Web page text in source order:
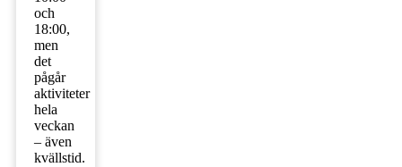
och
18:00,
men
det
pågår
aktiviteter
hela
veckan
– även
kvällstid.